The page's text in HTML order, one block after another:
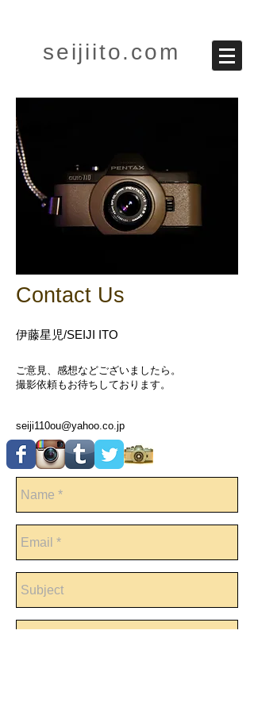
seijiito.com
Contact Us
伊藤星児/SEIJI ITO
ご意見、感想などございましたら。
撮影依頼もお待ちしております。
seiji110ou@yahoo.co.jp